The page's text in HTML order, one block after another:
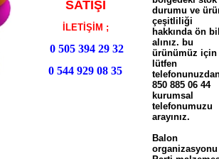
SATIŞI
İLETİŞİM ;
0 505 394 29 32
0 544 929 08 35
durumu ve
çeşitliliği
hakkında ön
alınız. bu
ürünümüz için
lütfen
850 885 06 44
kurumsal
telefonumuzu
arayınız.
Balon
organizasyonu